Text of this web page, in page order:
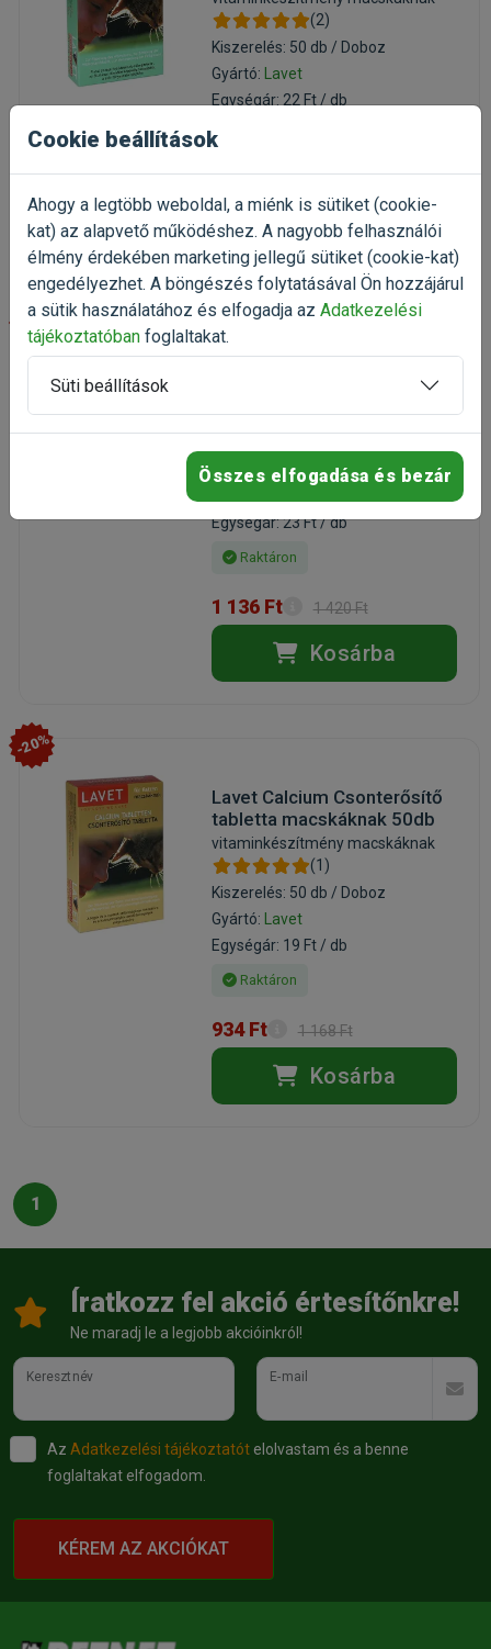
(2)
Kiszerelés: 50 db / Doboz
Gyártó:
Lavet
Egységár: 22 Ft / db
Kosárba
-20%
vitaminkészítmény macskáknak
Kiszerelés: 50 db / Doboz
Egységár: 23 Ft / db
Raktáron
1 136 Ft 1 420 Ft
Kosárba
-20%
Lavet Calcium Csonterősítő
tabletta macskáknak 50db
vitaminkészítmény macskáknak
(1)
Kiszerelés: 50 db / Doboz
Gyártó:
Lavet
Egységár: 19 Ft / db
Raktáron
934 Ft 1 168 Ft
Kosárba
1
Íratkozz fel akció értesítőnkre!
Ne maradj le a legjobb akcióinkról!
Keresztnév E-mail
Az Adatkezelési tájékoztatót elolvastam és a benne
foglaltakat elfogadom.
KÉREM AZ AKCIÓKAT
Cookie beállítások
Ahogy a legtöbb weboldal, a miénk is sütiket (cookie-
kat) az alapvető működéshez. A nagyobb felhasználói
élmény érdekében marketing jellegű sütiket (cookie-kat)
engedélyezhet. A böngészés folytatásával Ön hozzájárul
a sütik használatához és elfogadja az Adatkezelési
tájékoztatóban foglaltakat.
Süti beállítások
Összes elfogadása és bezár